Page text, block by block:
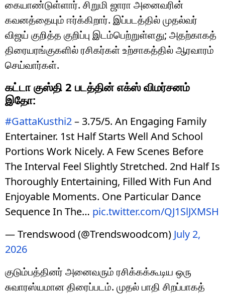
கையாண்டுள்ளார். சிறுமி ஜாரா அனைவரின்
கவனத்தையும் ஈர்க்கிறார். இப்படத்தில் முதல்வர்
விஜய் குறித்த குறிப்பு இடம்பெற்றுள்ளது; அதற்காகத்
திரையரங்குகளில் ரசிகர்கள் உற்சாகத்தில் ஆரவாரம்
செய்வார்கள்.
கட்டா குஸ்தி 2 படத்தின் எக்ஸ் விமர்சனம்
இதோ:
#GattaKusthi2– 3.75/5. An Engaging Family
Entertainer. 1st Half Starts Well And School
Portions Work Nicely. A Few Scenes Before
The Interval Feel Slightly Stretched. 2nd Half Is
Thoroughly Entertaining, Filled With Fun And
Enjoyable Moments. One Particular Dance
Sequence In The… pic.twitter.com/QJ1SlJXMSH
— Trendswood (@Trendswoodcom) July 2,
2026
குடும்பத்தினர் அனைவரும் ரசிக்கக்கூடிய ஒரு
சுவாரஸ்யமான திரைப்படம். முதல் பாதி சிறப்பாகத்